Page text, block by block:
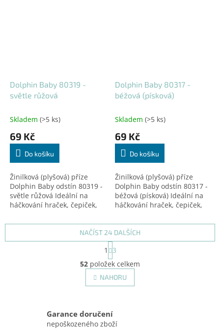
Dolphin Baby 80319 -
světle růžová
Skladem (>5 ks)
69 Kč
Do košíku
Žinilková (plyšová) příze
Dolphin Baby odstín 80319 -
světle růžová Ideální na
háčkování hraček, čepiček,
pro děti do 3 let.
Dolphin Baby 80317 -
béžová (písková)
Skladem (>5 ks)
69 Kč
Do košíku
Žinilková (plyšová) příze
Dolphin Baby odstín 80317 -
béžová (písková) Ideální na
háčkování hraček, čepiček,
pro děti do 3 let.
O
v
l
á
c
í
NAČÍST 24 DALŠÍCH
S
t
r
á
n
k
á
n
1
3
52 položek celkem
NAHORU
Garance doručení
nepoškozeného zboží